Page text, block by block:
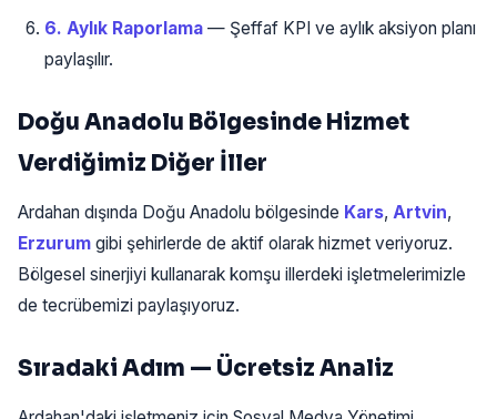
6. Aylık Raporlama — Şeffaf KPI ve aylık aksiyon planı
paylaşılır.
Doğu Anadolu Bölgesinde Hizmet
Verdiğimiz Diğer İller
Ardahan dışında Doğu Anadolu bölgesinde Kars, Artvin,
Erzurum gibi şehirlerde de aktif olarak hizmet veriyoruz.
Bölgesel sinerjiyi kullanarak komşu illerdeki işletmelerimizle
de tecrübemizi paylaşıyoruz.
Sıradaki Adım — Ücretsiz Analiz